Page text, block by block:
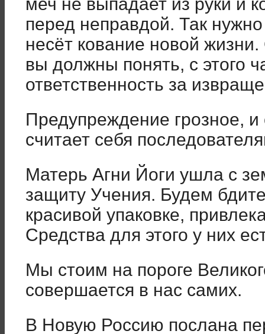
меч не выпадает из руки и
перед неправдой. Так
несёт кование новой
вы должны понять, с этого
ответственность за
Предупреждение грозное, и
считает себя
Матерь Агни Йоги ушла с
защиту Учения. Будем
красивой упаковке,
Средства для этого у них
Мы стоим на пороге
совершается в нас самих.
В Новую Россию послана